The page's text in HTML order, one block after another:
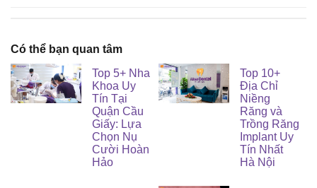
Có thể bạn quan tâm
Top 5+ Nha
Khoa Uy
Tín Tại
Quận Cầu
Giấy: Lựa
Chọn Nụ
Cười Hoàn
Hảo
Top 10+
Địa Chỉ
Niềng
Răng và
Trồng Răng
Implant Uy
Tín Nhất
Hà Nội